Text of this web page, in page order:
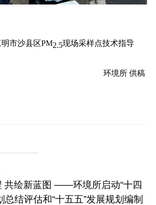
市沙县区PM2.5现场采样点技术指导
环境所 供稿
共绘新蓝图 ——环境所启动“十四
总结评估和“十五五”发展规划编制